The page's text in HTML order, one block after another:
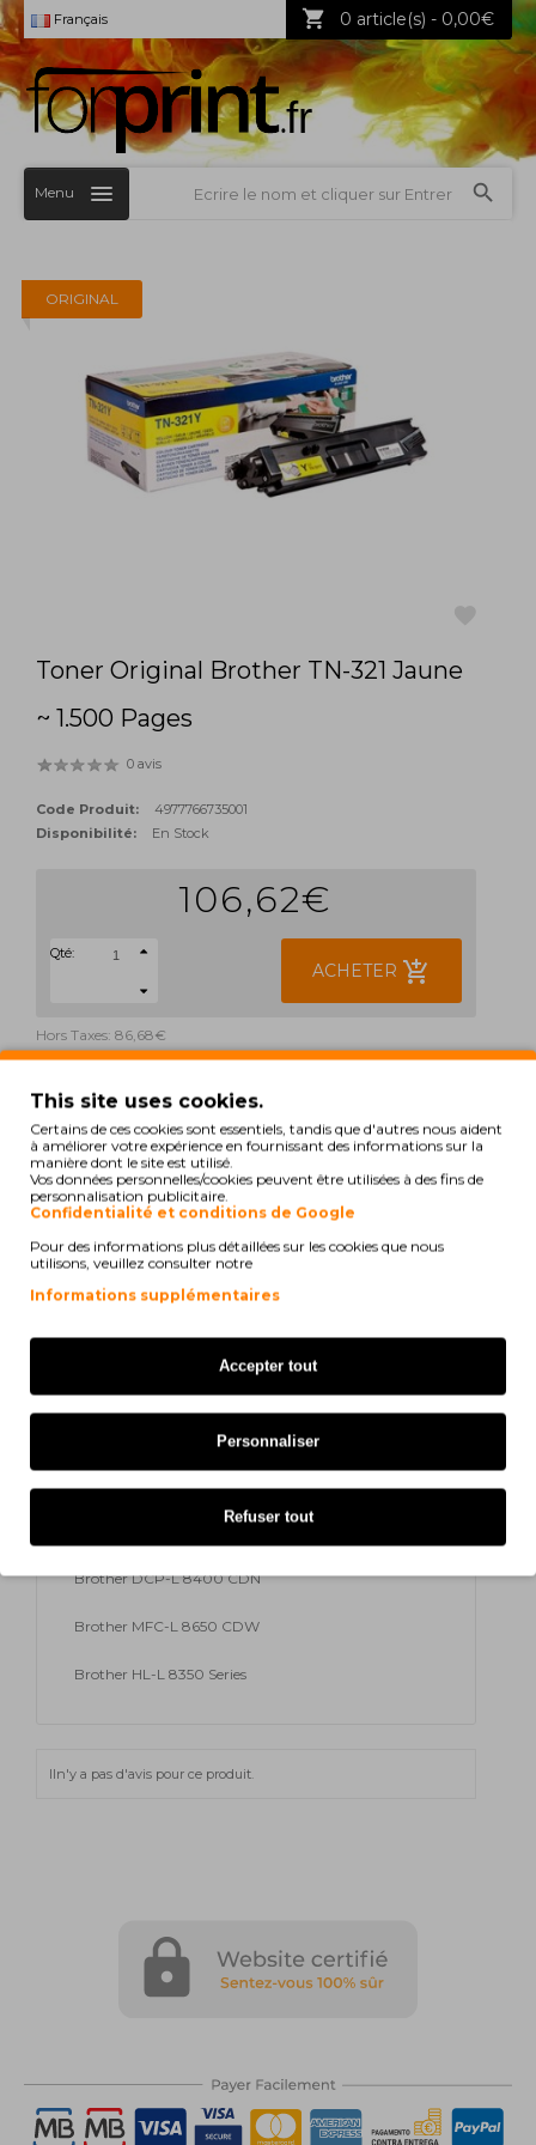
Français 0 article(s) - 0,00€
Menu
ORIGINAL
Toner Original Brother TN-321 Jaune
~ 1.500 Pages
0 avis
Code Produit:
4977766735001
Disponibilité:
En Stock
106,62€
Qté:
ACHETER add_shopping_cart
Hors Taxes: 86,68€
TAGS:
TN321Y TN321 321Y TN-321Y TN-321
printVoir la compatibilité
Brother DCP-L 8450 CDW
Brother HL-L 8250 CDN
Brother HL-L 8300 Series
Brother HL-L 8350 CDWT
Brother DCP-L 8400 CDN
Brother MFC-L 8650 CDW
Brother HL-L 8350 Series
Iln'y a pas d'avis pour ce produit.
This site uses cookies.
Certains de ces cookies sont essentiels, tandis que d'autres nous aident
à améliorer votre expérience en fournissant des informations sur la
manière dont le site est utilisé.
Vos données personnelles/cookies peuvent être utilisées à des fins de
personnalisation publicitaire.
Confidentialité et conditions de Google
Pour des informations plus détaillées sur les cookies que nous
utilisons, veuillez consulter notre
Informations supplémentaires
Accepter tout
Personnaliser
Refuser tout